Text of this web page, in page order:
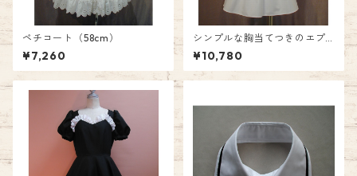
ペチコート（58cm）
¥7,260
シンプルな胸当てつきのエプ
ロン(ミニ）
¥10,780